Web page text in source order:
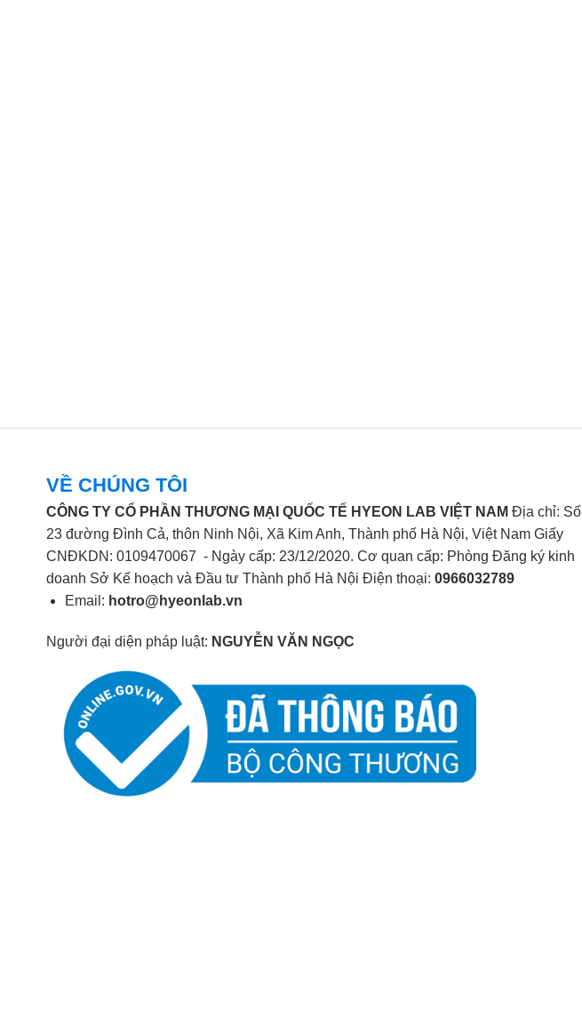
VỀ CHÚNG TÔI
CÔNG TY CỔ PHẦN THƯƠNG MẠI QUỐC TẾ HYEON LAB VIỆT NAM Địa chỉ: Số
23 đường Đình Cả, thôn Ninh Nội, Xã Kim Anh, Thành phố Hà Nội, Việt Nam Giấy
CNĐKDN: 0109470067 - Ngày cấp: 23/12/2020. Cơ quan cấp: Phòng Đăng ký kinh
doanh Sở Kế hoạch và Đầu tư Thành phố Hà Nội Điện thoại: 0966032789
Email: hotro@hyeonlab.vn
Người đại diện pháp luật: NGUYỄN VĂN NGỌC